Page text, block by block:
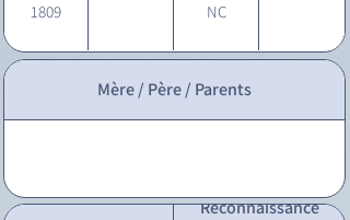
1809 NC
Mère / Père / Parents
Reconnaissance